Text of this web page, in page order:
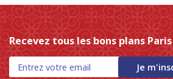
Recevez tous les bons plans
Je